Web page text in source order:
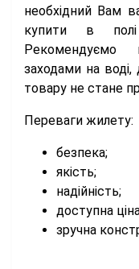
необхідний Вам
купити в
Рекомендуємо
заходами на
товару не стане
Переваги жилету:
безпека;
якість;
надійність;
доступна
зручна